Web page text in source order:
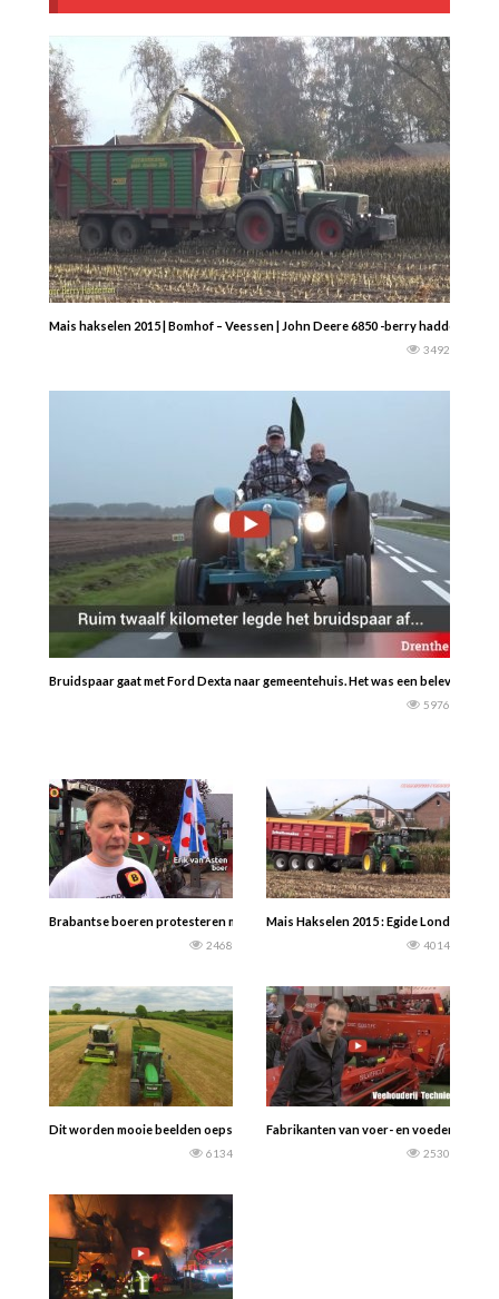
Mais hakselen 2015 | Bomhof – Veessen | John Deere 6850 -berry haddeman-
3492
Bruidspaar gaat met Ford Dexta naar gemeentehuis. Het was een belevenis!!
5976
Brabantse boeren protesteren met Friese vlaggen — De Friese vlag wappert
2468
Mais Hakselen 2015 : Egide London,
4014
Dit worden mooie beelden oepsssss……..
6134
Fabrikanten van voer- en
2530